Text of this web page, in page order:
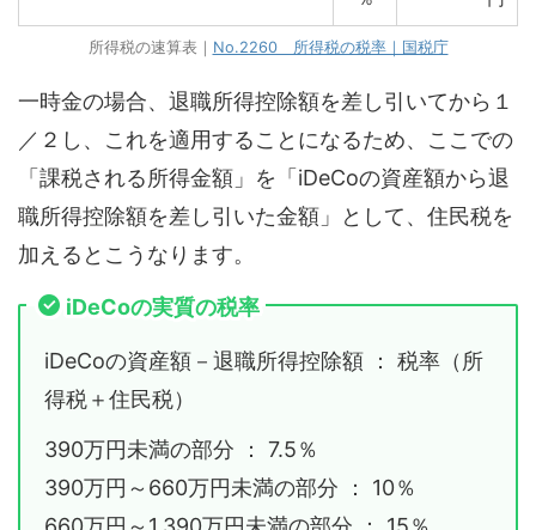
所得税の速算表｜ No.2260 所得税の税率｜国税庁
一時金の場合、退職所得控除額を差し引いてから１
／２し、これを適用することになるため、ここでの
「課税される所得金額」を「iDeCoの資産額から退
職所得控除額を差し引いた金額」として、住民税を
加えるとこうなります。
iDeCoの実質の税率
iDeCoの資産額－退職所得控除額 ： 税率（所
得税＋住民税）
390万円未満の部分 ： 7.5％
390万円～660万円未満の部分 ： 10％